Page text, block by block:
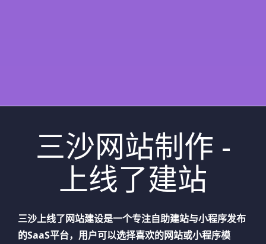
三沙网站制作 -
上线了建站
三沙上线了网站建设是一个专注自助建站与小程序发布
的SaaS平台，用户可以选择喜欢的网站或小程序模